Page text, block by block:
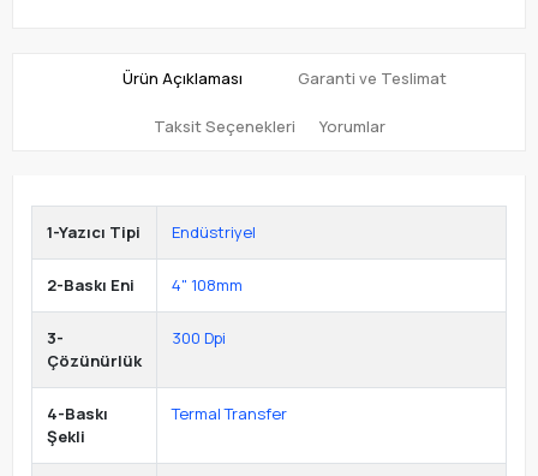
Ürün Açıklaması Garanti ve Teslimat
Taksit Seçenekleri Yorumlar
1-Yazıcı Tipi Endüstriyel
2-Baskı Eni 4" 108mm
3-
Çözünürlük
300 Dpi
4-Baskı
Şekli
Termal Transfer